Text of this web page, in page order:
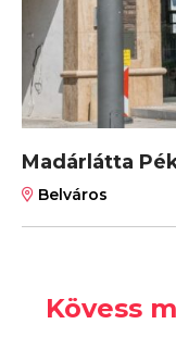
Madárlátta
Belváros
Kövess